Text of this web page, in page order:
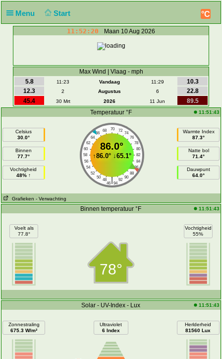
Menu Start °C
11:52:20 Maan 10 Aug 2026
Max Wind | Vlaag - mph
5.8
11:23 Vandaag 11:29
10.3
12.3
2 Augustus 6
22.8
45.4
30 Mrt 2026 11 Jun
89.5
Temperatuur °F
11:51:43
Celsius
30.0°
Binnen
77.7°
Vochtigheid
48% ↑
70
68 72
66
74
64
76
62
78
60
80
58
82
56
84
54
86
52
88
50
90
48 92
|
46 94
86.0°
↑86.0°↓65.1°
Warmte Index
87.3°
Natte bol
71.4°
Dauwpunt
64.0°
Grafieken - Verwachting
Binnen temperatuur °F 11:51:43
Voelt als
77.8°
78°
Vochtigheid
55%
Solar - UV-Index - Lux 11:51:43
Zonnestraling
675.3 W/m²
Ultraviolet
6 Index
Herlderheid
81560 Lux